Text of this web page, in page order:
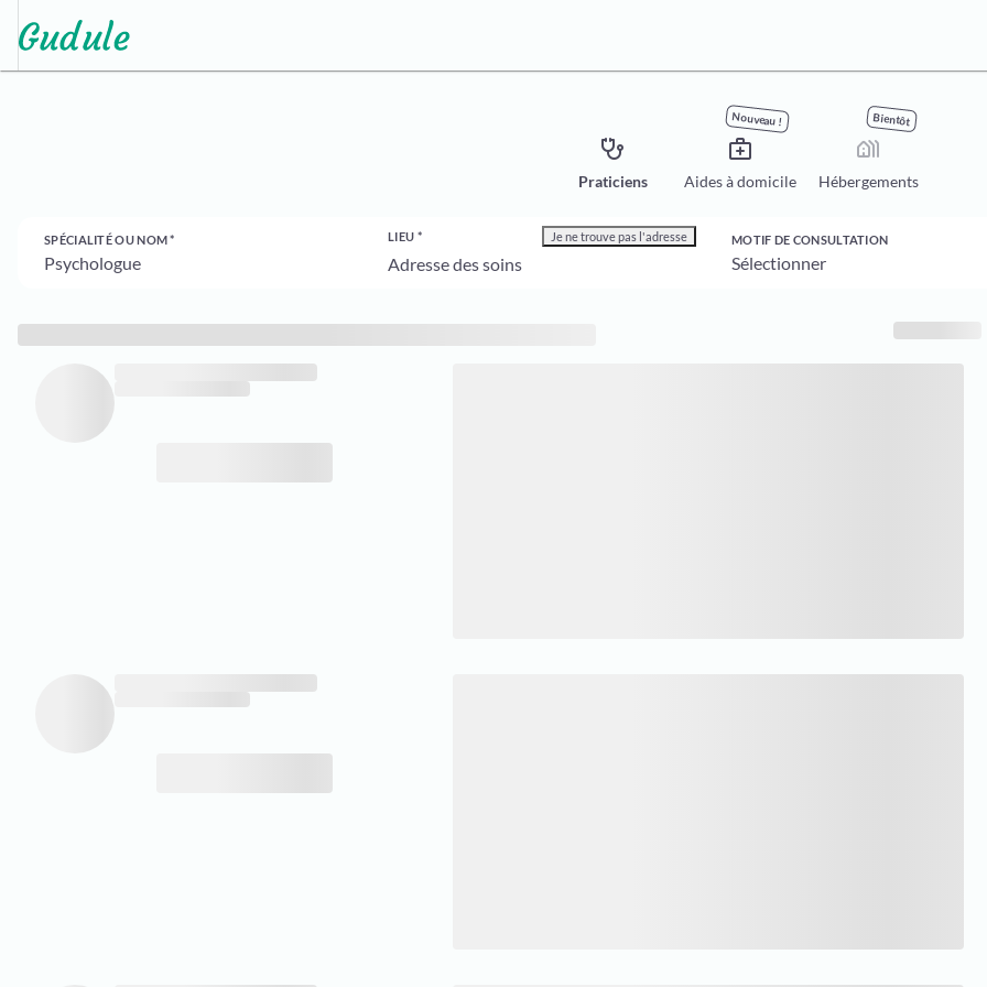
stethoscope
Praticiens
Nouveau !
medical_services
Aides à domicile
Bientôt
holiday_village
Hébergements
SPÉCIALITÉ OU NOM LIEU Je ne trouve pas l'adresse MOTIF DE CONSULTATION